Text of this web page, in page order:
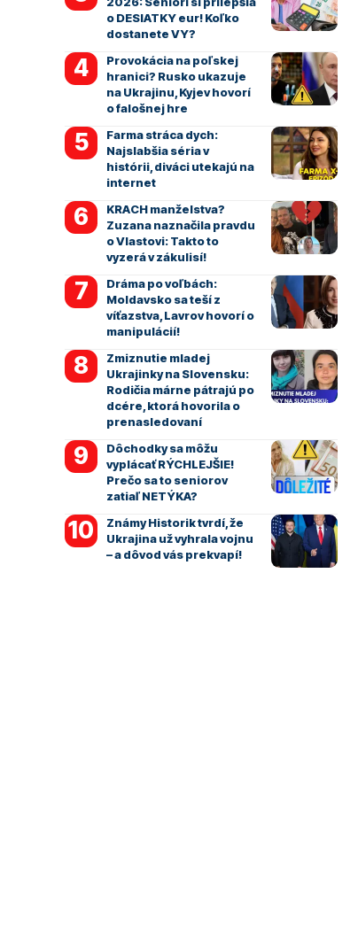
o DESIATKY eur! Koľko
dostanete VY?
Provokácia na poľskej
hranici? Rusko ukazuje
na Ukrajinu, Kyjev hovorí
o falošnej hre
Farma stráca dych:
Najslabšia séria v
histórii, diváci utekajú na
internet
KRACH manželstva?
Zuzana naznačila pravdu
o Vlastovi: Takto to
vyzerá v zákulisí!
Dráma po voľbách:
Moldavsko sa teší z
víťazstva, Lavrov hovorí o
manipulácií!
Zmiznutie mladej
Ukrajinky na Slovensku:
Rodičia márne pátrajú po
dcére, ktorá hovorila o
prenasledovaní
Dôchodky sa môžu
vyplácať RÝCHLEJŠIE!
Prečo sa to seniorov
zatiaľ NETÝKA?
Známy Historik tvrdí, že
Ukrajina už vyhrala vojnu
– a dôvod vás prekvapí!